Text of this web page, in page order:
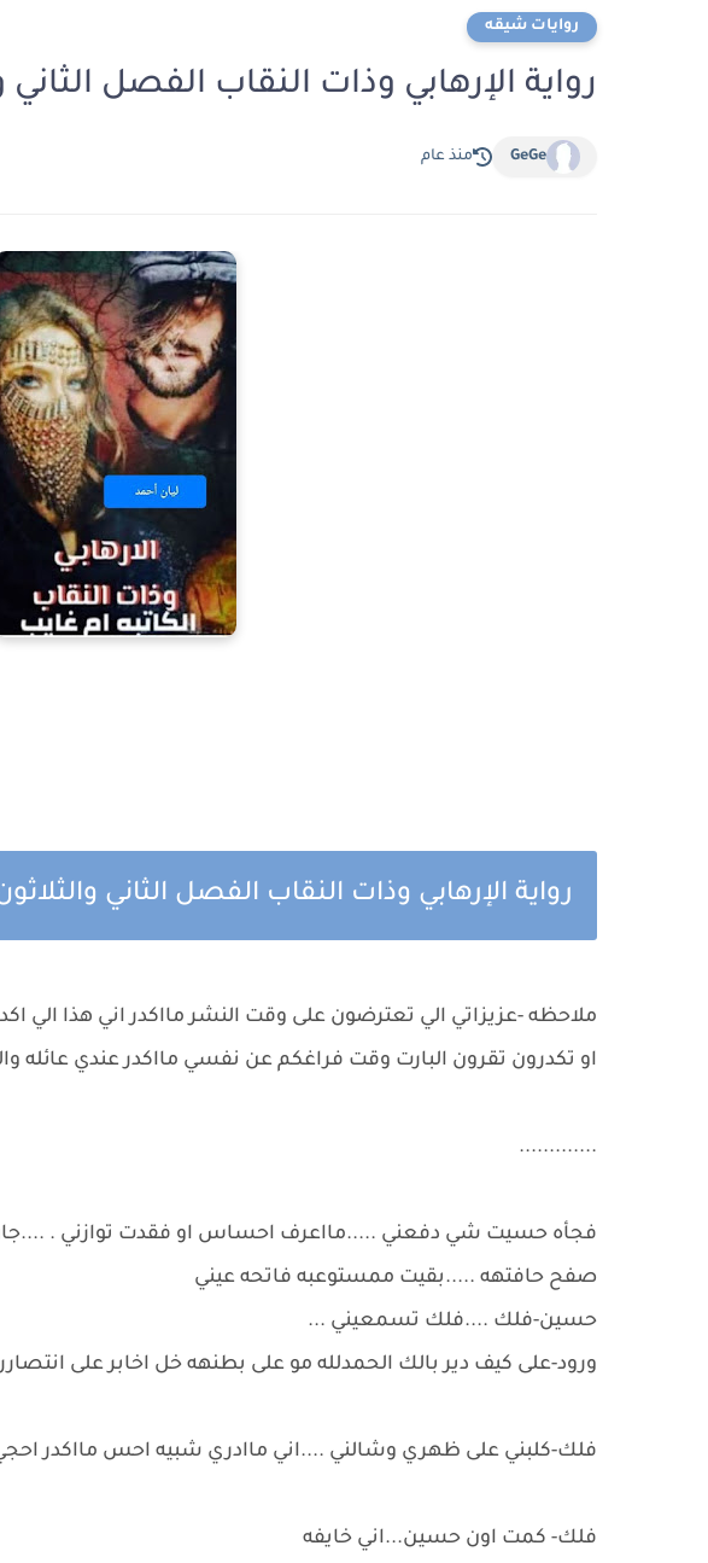
روايات شيقه
رواية الإرهابي وذات النقاب الفصل الثاني والثلاثون 32
GeGe منذ عام
رواية الإرهابي وذات النقاب الفصل الثاني
ملاحظه -عزيزاتي الي تعترضون على وقت النشر مااكدر اني هذا الي
او تكدرون تقرون البارت وقت فراغكم عن نفسي مااكدر عندي عائله
.............
فجأه حسيت شي دفعني .....مااعرف احساس او فقدت توازني . ....جان
صفح حافتهه .....بقيت ممستوعبه فاتحه عيني
حسين-فلك ....فلك تسمعيني ...
ورود-على كيف دير بالك الحمدلله مو على بطنهه خل اخابر على
فلك-كلبني على ظهري وشالني ....اني ماادري شبيه احس مااكدر
فلك- كمت اون حسين...اني خايفه